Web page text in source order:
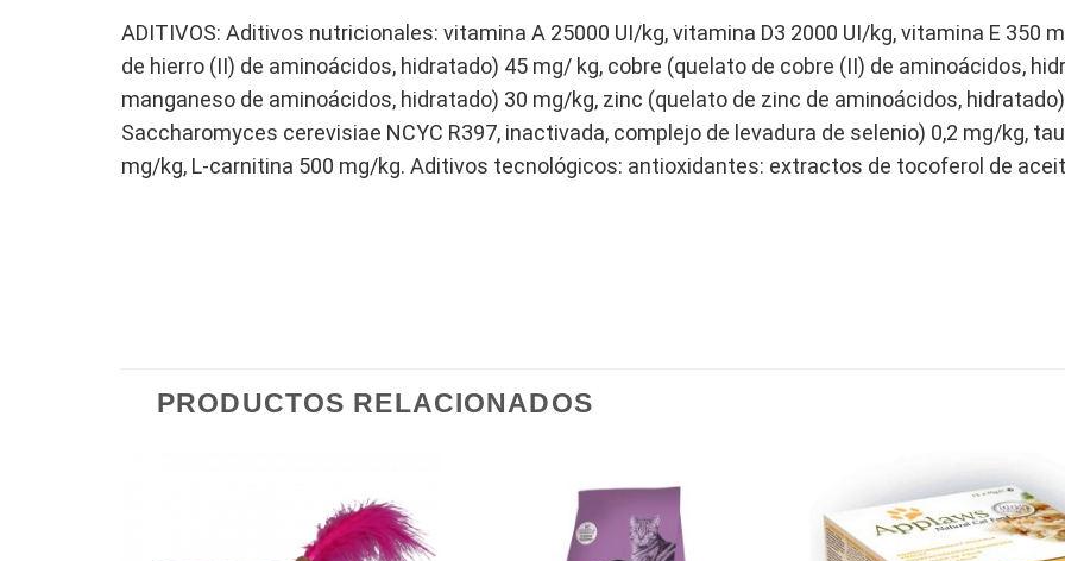
ADITIVOS: Aditivos nutricionales: vitamina A 25000 UI/kg, vitamina D3 2000 UI/kg, vitamina E 350
de hierro (II) de aminoácidos, hidratado) 45 mg/ kg, cobre (quelato de cobre (II) de aminoácidos,
manganeso de aminoácidos, hidratado) 30 mg/kg, zinc (quelato de zinc de aminoácidos,
Saccharomyces cerevisiae NCYC R397, inactivada, complejo de levadura de selenio) 0,2 mg/kg,
mg/kg, L-carnitina 500 mg/kg. Aditivos tecnológicos: antioxidantes: extractos de tocoferol de
PRODUCTOS RELACIONADOS